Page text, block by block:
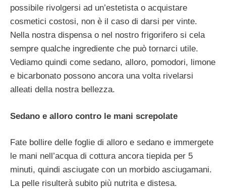
possibile rivolgersi ad un’estetista o acquistare
cosmetici costosi, non è il caso di darsi per vinte.
Nella nostra dispensa o nel nostro frigorifero si cela
sempre qualche ingrediente che può tornarci utile.
Vediamo quindi come sedano, alloro, pomodori, limone
e bicarbonato possono ancora una volta rivelarsi
alleati della nostra bellezza.
Sedano e alloro contro le mani screpolate
Fate bollire delle foglie di alloro e sedano e immergete
le mani nell’acqua di cottura ancora tiepida per 5
minuti, quindi asciugate con un morbido asciugamani.
La pelle risulterà subito più nutrita e distesa.